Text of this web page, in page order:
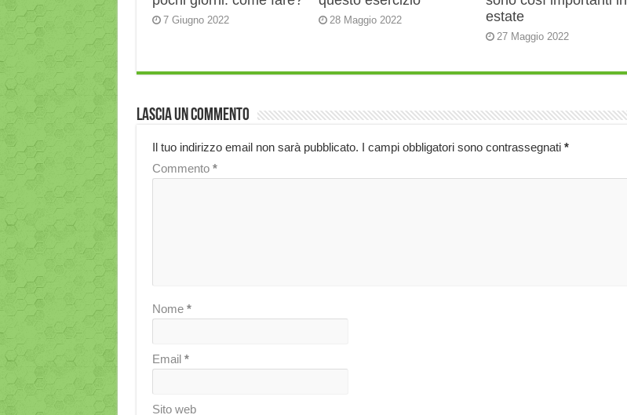
7 Giugno 2022 28 Maggio 2022
estate
27 Maggio 2022
Lascia un commento
Il tuo indirizzo email non sarà pubblicato. I campi obbligatori sono contrassegnati *
Commento *
Nome *
Email *
Sito web